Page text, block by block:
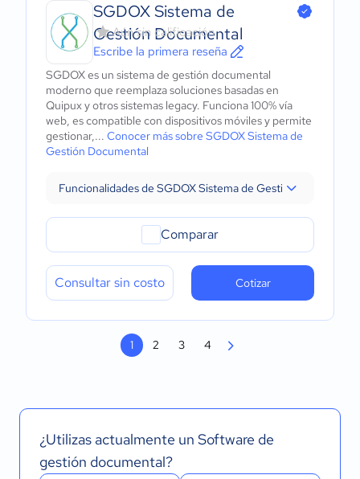
SGDOX Sistema de
Gestión Documental
Aún sin calificación
Escribe la primera reseña
SGDOX es un sistema de gestión documental
moderno que reemplaza soluciones basadas en
Quipux y otros sistemas legacy. Funciona 100% vía
web, es compatible con dispositivos móviles y permite
gestionar,... Conocer más sobre SGDOX Sistema de
Gestión Documental
Funcionalidades de SGDOX Sistema de Gestión Documental
Comparar
Consultar sin costo Cotizar
1 2 3 4
¿Utilizas actualmente un Software de
gestión documental?